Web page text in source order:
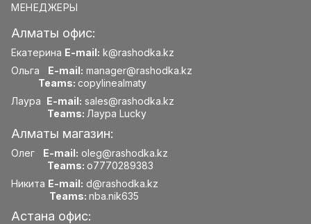
МЕНЕДЖЕРЫ
Алматы офис:
Екатерина E-mail: k@rashodka.kz
Ольга E-mail: manager@rashodka.kz
Teams: copylinealmaty
Лаура E-mail: sales@rashodka.kz
Teams: Лаура Lucky
Алматы магазин:
Олег E-mail: oleg@rashodka.kz
Teams: o7770289383
Никита E-mail: d@rashodka.kz
Teams: nba.nik635
Астана офис: